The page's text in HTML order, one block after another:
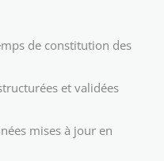
de constitution des
et validées
mises à jour en